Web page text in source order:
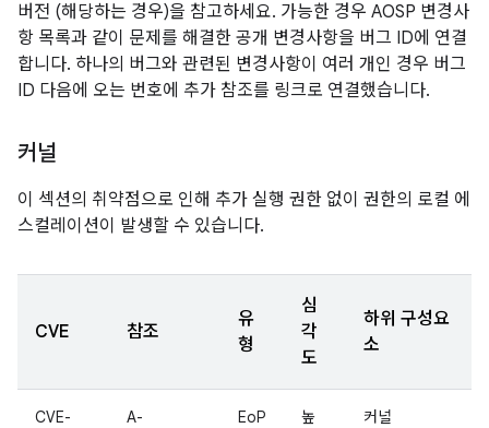
버전 (해당하는 경우)을 참고하세요. 가능한 경우 AOSP 변경사
항 목록과 같이 문제를 해결한 공개 변경사항을 버그 ID에 연결
합니다. 하나의 버그와 관련된 변경사항이 여러 개인 경우 버그
ID 다음에 오는 번호에 추가 참조를 링크로 연결했습니다.
커널
이 섹션의 취약점으로 인해 추가 실행 권한 없이 권한의 로컬 에
스컬레이션이 발생할 수 있습니다.
CVE 참조
유
형
심
각
도
하위 구성요
소
CVE-
A-
EoP
높
커널